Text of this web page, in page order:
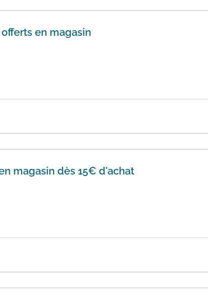
en magasin
et livraison offerts pour les achats en
magasin dès 15€ d'achat
de 15€ la marque de vêtements GEMO offre la